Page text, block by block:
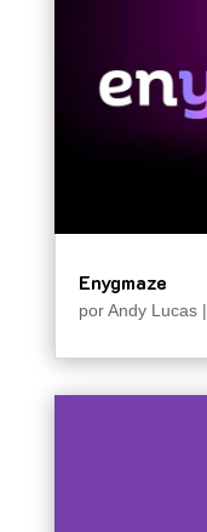
Enygmaze
porAndy Lucas|